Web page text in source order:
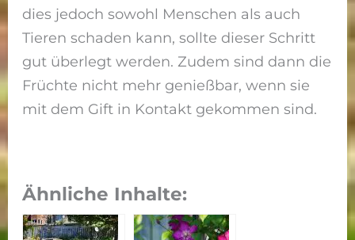
dies jedoch sowohl Menschen als auch
Tieren schaden kann, sollte dieser Schritt
gut überlegt werden. Zudem sind dann die
Früchte nicht mehr genießbar, wenn sie
mit dem Gift in Kontakt gekommen sind.
Ähnliche Inhalte: